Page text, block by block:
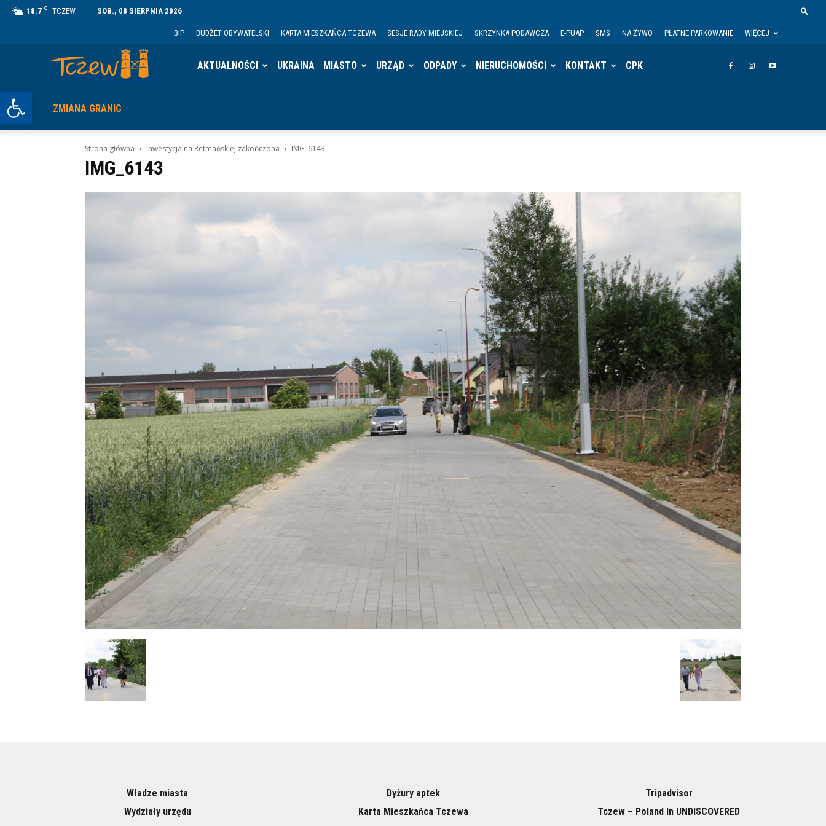
Otwórz pasek narzędzi
18.7 C TCZEW SOB., 08 SIERPNIA 2026
BIP BUDŻET OBYWATELSKI KARTA MIESZKAŃCA TCZEWA SESJE RADY MIEJSKIEJ SKRZYNKA PODAWCZA E-PUAP SMS NA ŻYWO PŁATNE PARKOWANIE WIĘCEJ
AKTUALNOŚCI UKRAINA MIASTO URZĄD ODPADY NIERUCHOMOŚCI KONTAKT CPK
ZMIANA GRANIC
Strona główna Inwestycja na Retmańskiej zakończona IMG_6143
IMG_6143
Władze miasta
Wydziały urzędu
Dyżury aptek
Karta Mieszkańca Tczewa
Tripadvisor
Tczew – Poland In UNDISCOVERED